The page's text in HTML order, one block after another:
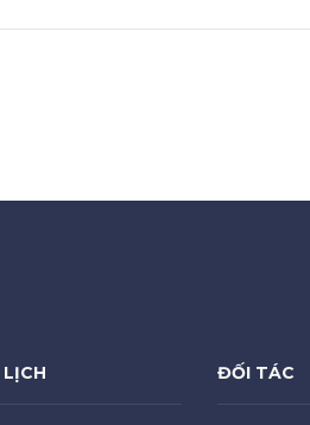
ĐỐI TÁC